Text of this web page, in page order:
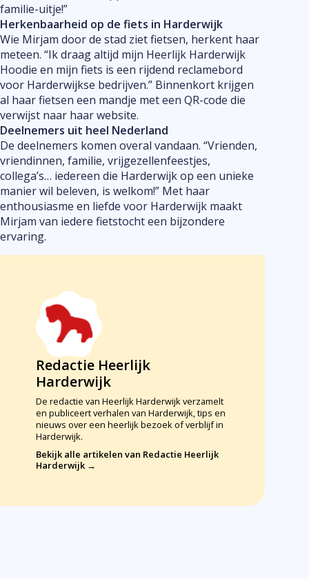
familie-uitje!”
Herkenbaarheid op de fiets in Harderwijk
Wie Mirjam door de stad ziet fietsen, herkent haar
meteen. “Ik draag altijd mijn Heerlijk Harderwijk
Hoodie en mijn fiets is een rijdend reclamebord
voor Harderwijkse bedrijven.” Binnenkort krijgen
al haar fietsen een mandje met een QR-code die
verwijst naar haar website.
Deelnemers uit heel Nederland
De deelnemers komen overal vandaan. “Vrienden,
vriendinnen, familie, vrijgezellenfeestjes,
collega’s… iedereen die Harderwijk op een unieke
manier wil beleven, is welkom!” Met haar
enthousiasme en liefde voor Harderwijk maakt
Mirjam van iedere fietstocht een bijzondere
ervaring.
Redactie Heerlijk
Harderwijk
De redactie van Heerlijk Harderwijk verzamelt
en publiceert verhalen van Harderwijk, tips en
nieuws over een heerlijk bezoek of verblijf in
Harderwijk.
Bekijk alle artikelen van Redactie Heerlijk
Harderwijk →